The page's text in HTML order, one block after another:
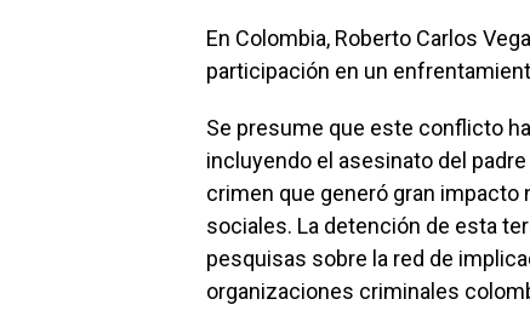
En Colombia, Roberto Carlos
participación en un
Se presume que este conflicto
incluyendo el asesinato del
crimen que generó gran impacto
sociales. La detención de esta
pesquisas sobre la red de
organizaciones criminales